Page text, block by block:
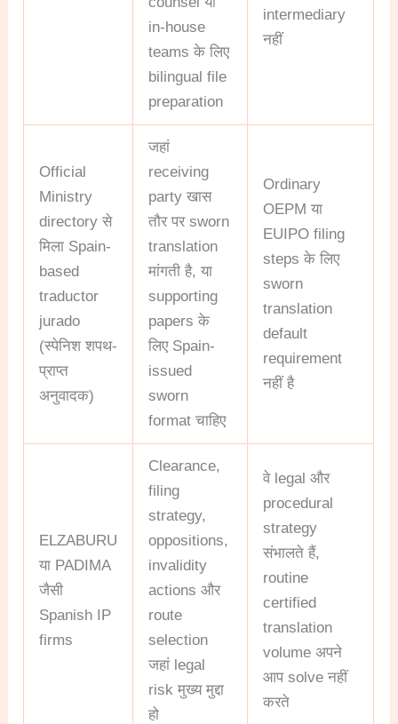
in-house
teams के लिए
bilingual file
preparation
intermediary
नहीं
Official
Ministry
directory से
मिला Spain-
based
traductor
jurado
(स्पेनिश शपथ-
प्राप्त
अनुवादक)
जहां
receiving
party खास
तौर पर sworn
translation
मांगती है, या
supporting
papers के
लिए Spain-
issued
sworn
format चाहिए
Ordinary
OEPM या
EUIPO filing
steps के लिए
sworn
translation
default
requirement
नहीं है
ELZABURU
या PADIMA
जैसी
Spanish IP
firms
Clearance,
filing
strategy,
oppositions,
invalidity
actions और
route
selection
जहां legal
risk मुख्य मुद्दा
हो
वे legal और
procedural
strategy
संभालते हैं,
routine
certified
translation
volume अपने
आप solve नहीं
करते